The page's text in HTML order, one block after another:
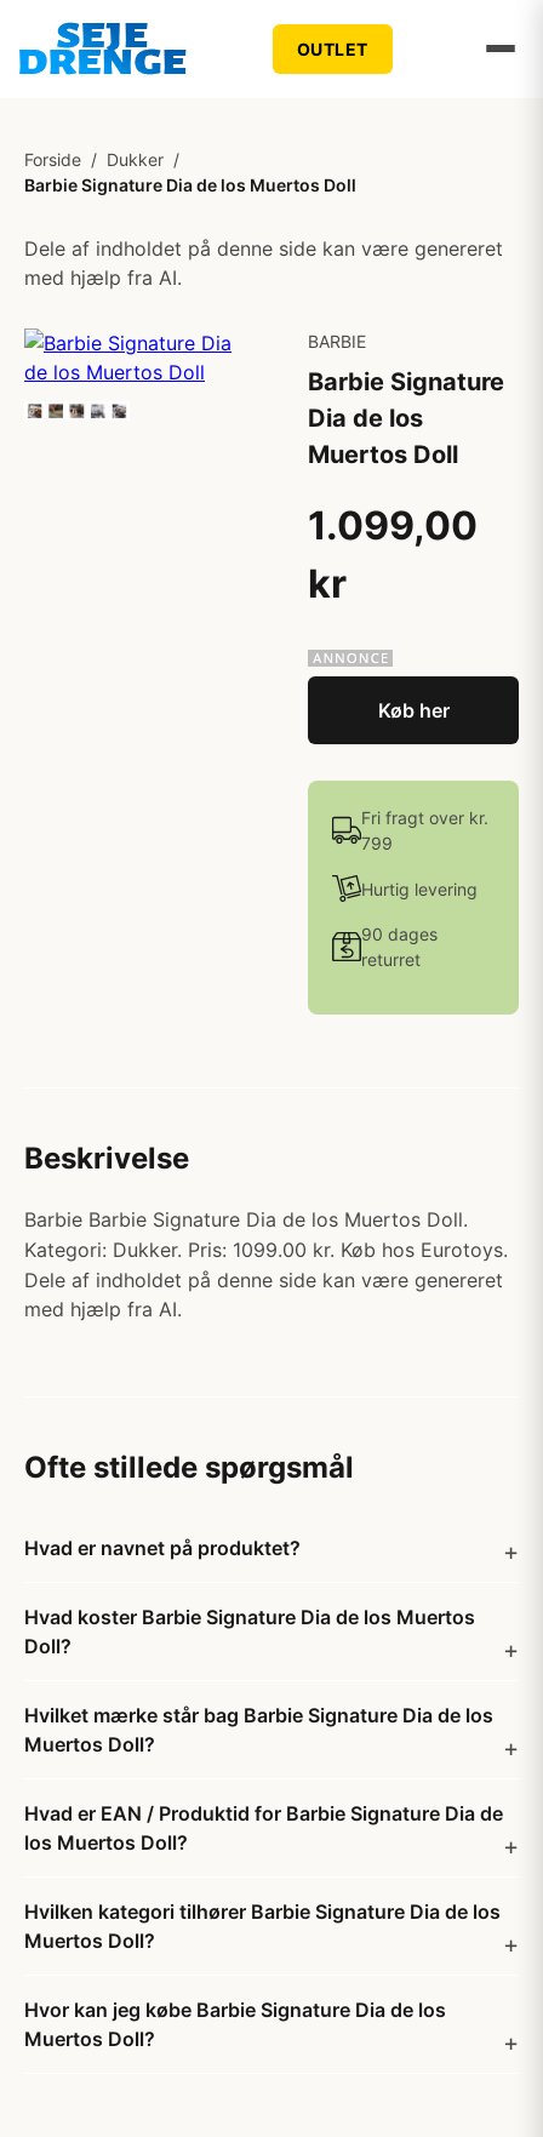
OUTLET
Forside / Dukker /
Barbie Signature Dia de los Muertos Doll
Dele af indholdet på denne side kan være genereret
med hjælp fra AI.
BARBIE
Barbie Signature
Dia de los
Muertos Doll
1.099,00
kr
Køb her
Fri fragt over kr.
799
Hurtig levering
90 dages
returret
Beskrivelse
Barbie Barbie Signature Dia de los Muertos Doll.
Kategori: Dukker. Pris: 1099.00 kr. Køb hos Eurotoys.
Dele af indholdet på denne side kan være genereret
med hjælp fra AI.
Ofte stillede spørgsmål
Hvad er navnet på produktet?
Hvad koster Barbie Signature Dia de los Muertos
Doll?
Hvilket mærke står bag Barbie Signature Dia de los
Muertos Doll?
Hvad er EAN / Produktid for Barbie Signature Dia de
los Muertos Doll?
Hvilken kategori tilhører Barbie Signature Dia de los
Muertos Doll?
Hvor kan jeg købe Barbie Signature Dia de los
Muertos Doll?